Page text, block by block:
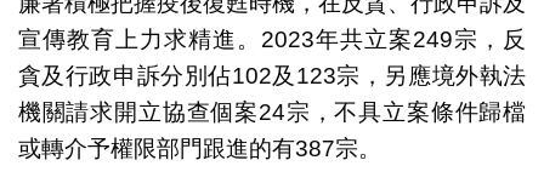
宣傳教育上力求精進。2023年共立案249宗，反
貪及行政申訴分別佔102及123宗，另應境外執法
機關請求開立協查個案24宗，不具立案條件歸檔
或轉介予權限部門跟進的有387宗。